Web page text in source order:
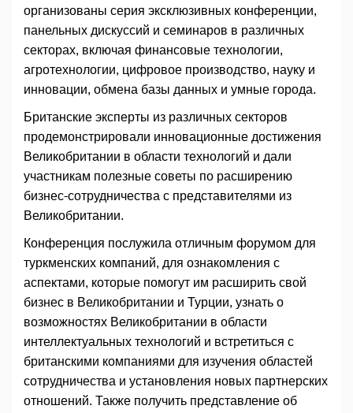
организованы серия эксклюзивных конференции,
панельных дискуссий и семинаров в различных
секторах, включая финансовые технологии,
агротехнологии, цифровое производство, науку и
инновации, обмена базы данных и умные города.
Британские эксперты из различных секторов
продемонстрировали инновационные достижения
Великобритании в области технологий и дали
участникам полезные советы по расширению
бизнес-сотрудничества с представителями из
Великобритании.
Конференция послужила отличным форумом для
туркменских компаний, для ознакомления с
аспектами, которые помогут им расширить свой
бизнес в Великобритании и Турции, узнать о
возможностях Великобритании в области
интеллектуальных технологий и встретиться с
британскими компаниями для изучения областей
сотрудничества и установления новых партнерских
отношений. Также получить представление об